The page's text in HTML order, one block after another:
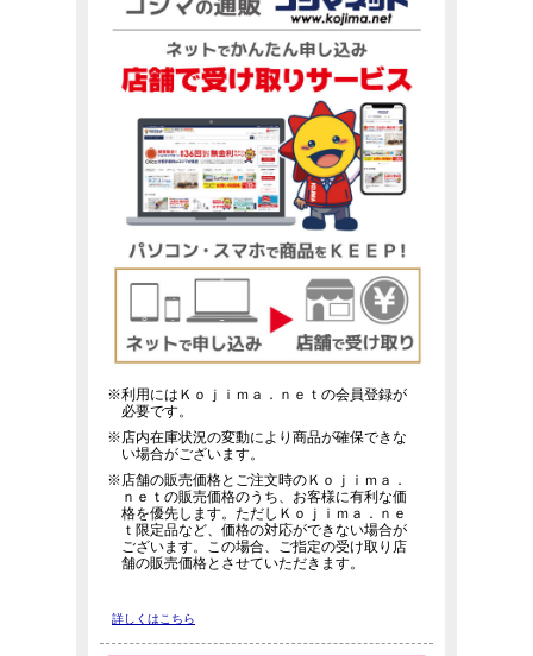
※利用にはＫｏｊｉｍａ．ｎｅｔの会員登録が
必要です。
※店内在庫状況の変動により商品が確保できな
い場合がございます。
※店舗の販売価格とご注文時のＫｏｊｉｍａ．
ｎｅｔの販売価格のうち、お客様に有利な価
格を優先します。ただしＫｏｊｉｍａ．ｎｅ
ｔ限定品など、価格の対応ができない場合が
ございます。この場合、ご指定の受け取り店
舗の販売価格とさせていただきます。
詳しくはこちら